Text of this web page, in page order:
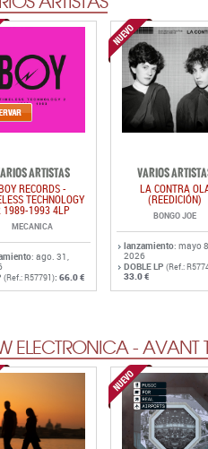
ARTISTAS
RECORDS -
TECHNOLOGY
1989-1993 4LP
: ago. 31,
(Ref.: R57791):66.0 €
VARIOS
LA CONTRA OLA
(REEDICIÓN)
lanzamiento: mayo
2026
DOBLE LP(Ref.:
33.0 €
ELECTRONICA - AVANT
BARBIERI - THE BLACK DOG